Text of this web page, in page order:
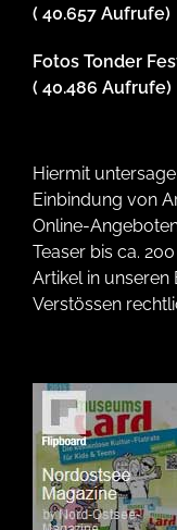
( 40.657 Aufrufe)
Fotos Tonder
( 40.486 Aufrufe)
Hiermit
Einbindung von
Online-
Teaser bis ca.
Artikel in unseren
Verstössen